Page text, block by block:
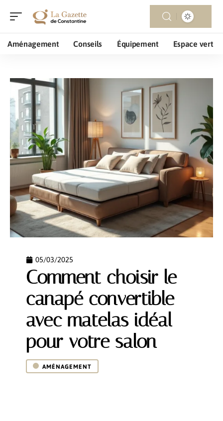
Aménagement Conseils Équipement Espace vert
05/03/2025
Comment choisir le
canapé convertible
avec matelas idéal
pour votre salon
AMÉNAGEMENT